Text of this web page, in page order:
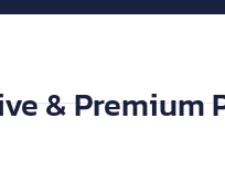
& Premium